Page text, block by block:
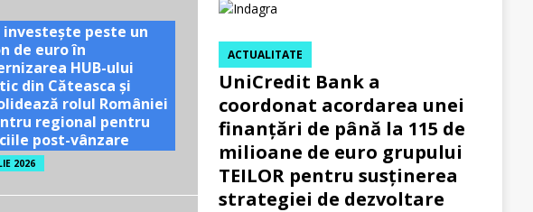
din sector
investește peste un
de euro în
HUB-ului
din Căteasca și
rolul României
regional pentru
post-vânzare
2026
UniCredit Bank a
coordonat acordarea unei
finanțări de până la 115 de
milioane de euro grupului
TEILOR pentru susținerea
strategiei de dezvoltare
ACTUALITATE